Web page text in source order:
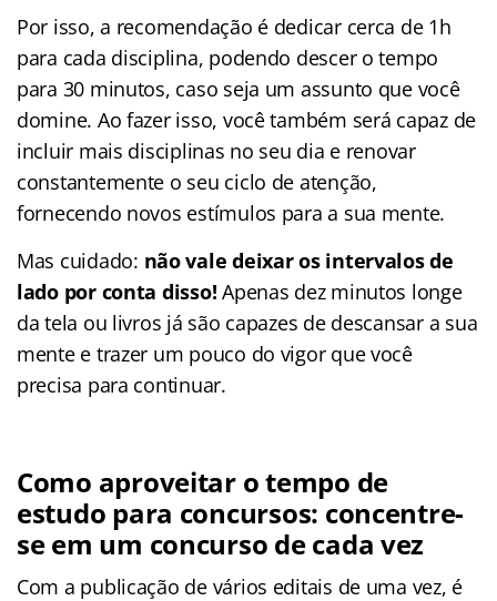
Por isso, a recomendação é dedicar cerca de 1h
para cada disciplina, podendo descer o tempo
para 30 minutos, caso seja um assunto que você
domine. Ao fazer isso, você também será capaz de
incluir mais disciplinas no seu dia e renovar
constantemente o seu ciclo de atenção,
fornecendo novos estímulos para a sua mente.
Mas cuidado: não vale deixar os intervalos de
lado por conta disso! Apenas dez minutos longe
da tela ou livros já são capazes de descansar a sua
mente e trazer um pouco do vigor que você
precisa para continuar.
Como aproveitar o tempo de
estudo para concursos: concentre-
se em um concurso de cada vez
Com a publicação de vários editais de uma vez, é